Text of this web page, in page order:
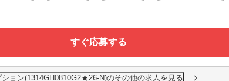
すぐ応募する
ョン(1314GH0810G2★26-N)のその他の求人を見る